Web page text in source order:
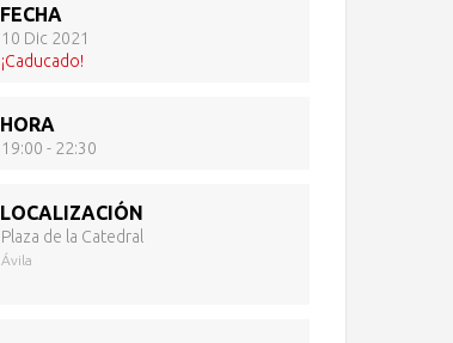
FECHA
10 Dic 2021
¡Caducado!
HORA
19:00 - 22:30
LOCALIZACIÓN
Plaza de la Catedral
Ávila